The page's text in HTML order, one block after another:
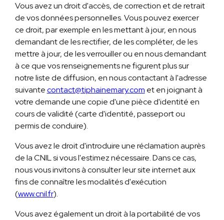
Vous avez un droit d'accès, de correction et de retrait
de vos données personnelles. Vous pouvez exercer
ce droit, par exemple en les mettant à jour, en nous
demandant de les rectifier, de les compléter, de les
mettre à jour, de les verrouiller ou en nous demandant
à ce que vos renseignements ne figurent plus sur
notre liste de diffusion, en nous contactant à l'adresse
suivantecontact@tiphainemary.com et en joignant à
votre demande une copie d'une pièce d'identité en
cours de validité (carte d'identité, passeport ou
permis de conduire).
Vous avez le droit d'introduire une réclamation auprès
de la CNIL si vous l'estimez nécessaire. Dans ce cas,
nous vous invitons à consulter leur site internet aux
fins de connaître les modalités d'exécution
(www.cnil.fr).
Vous avez également un droit à la portabilité de vos